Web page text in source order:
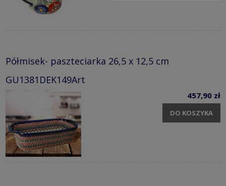
Półmisek- paszteciarka 26,5 x 12,5 cm
GU1381DEK149Art
457,90 zł
DO KOSZYKA